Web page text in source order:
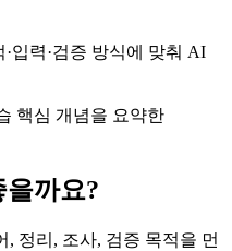
입력·검증 방식에 맞춰 AI
핵심 개념을 요약한
까요?
정리, 조사, 검증 목적을 먼